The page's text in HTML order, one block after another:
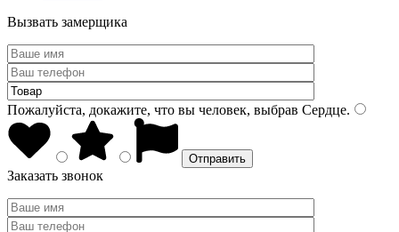
Вызвать замерщика
Пожалуйста, докажите, что вы человек, выбрав Сердце.
Заказать звонок